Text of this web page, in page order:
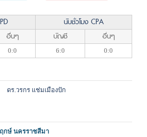
นับชั่วโมง CPA
อื่นๆ บัญชี อื่นๆ
0:0 6:0 0:0
ดร.วรกร แช่มเมืองปัก
กษ์ นครราชสีมา